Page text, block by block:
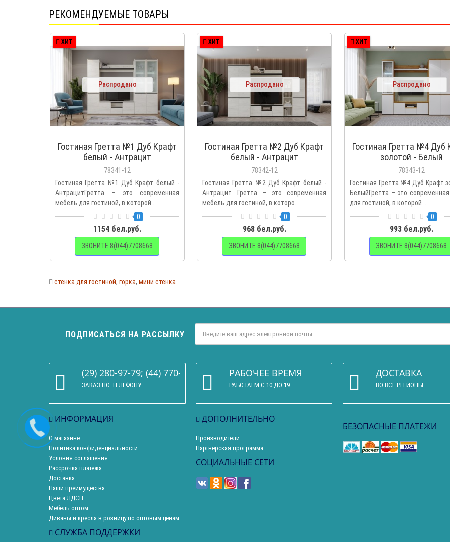
РЕКОМЕНДУЕМЫЕ ТОВАРЫ
ХИТ
Распродано
Гостиная Гретта №1 Дуб Крафт
белый - Антрацит
78341-12
Гостиная Гретта №1 Дуб Крафт белый -
АнтрацитГретта – это современная
мебель для гостиной, в которой..
0
1154 бел.руб.
ЗВОНИТЕ 8(044)7708668
ХИТ
Распродано
Гостиная Гретта №2 Дуб Крафт
белый - Антрацит
78342-12
Гостиная Гретта №2 Дуб Крафт белый -
Антрацит Гретта – это современная
мебель для гостиной, в которо..
0
968 бел.руб.
ЗВОНИТЕ 8(044)7708668
ХИТ
Распродано
Гостиная Гретта №4 Дуб
золотой - Белый
78343-12
Гостиная Гретта №4 Дуб Крафт
БелыйГретта – это
для гостиной, в которой ..
0
993 бел.руб.
ЗВОНИТЕ 8(044)7708668
стенка для гостиной, горка, мини стенка
ПОДПИСАТЬСЯ НА РАССЫЛКУ
(29) 280-97-79; (44) 770-86-68
ЗАКАЗ ПО ТЕЛЕФОНУ
РАБОЧЕЕ ВРЕМЯ
РАБОТАЕМ С 10 ДО 19
ДОСТАВКА
ВО ВСЕ РЕГИОНЫ
ИНФОРМАЦИЯ
О магазине
Политика конфиденциальности
Условия соглашения
Рассрочка платежа
Доставка
Наши преимущества
Цвета ЛДСП
Мебель оптом
Диваны и кресла в розницу по оптовым ценам
СЛУЖБА ПОДДЕРЖКИ
ДОПОЛНИТЕЛЬНО
Производители
Партнерская программа
СОЦИАЛЬНЫЕ СЕТИ
БЕЗОПАСНЫЕ ПЛАТЕЖИ